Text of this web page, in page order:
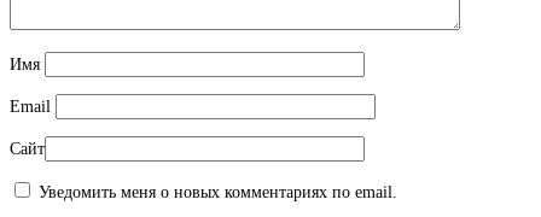
Имя
Email
Сайт
Уведомить меня о новых комментариях по email.